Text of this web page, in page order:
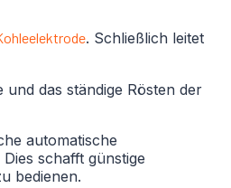
. Schließlich leitet
das ständige Rösten der
automatische
schafft günstige
bedienen.